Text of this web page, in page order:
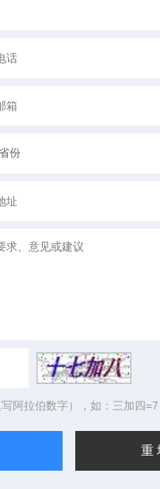
阿拉伯数字），如：三加四=7